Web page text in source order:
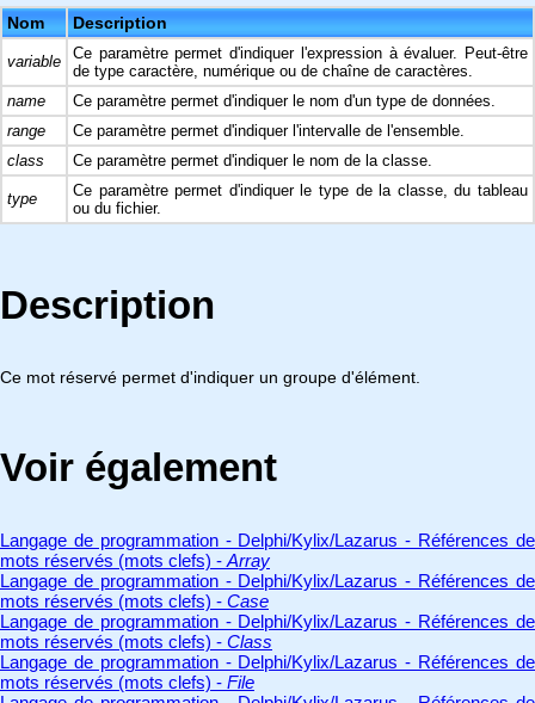
Nom Description
variable
Ce paramètre permet d'indiquer l'expression à évaluer. Peut-être
de type caractère, numérique ou de chaîne de caractères.
name
Ce paramètre permet d'indiquer le nom d'un type de données.
range
Ce paramètre permet d'indiquer l'intervalle de l'ensemble.
class
Ce paramètre permet d'indiquer le nom de la classe.
type
Ce paramètre permet d'indiquer le type de la classe, du tableau
ou du fichier.
Description
Ce mot réservé permet d'indiquer un groupe d'élément.
Voir également
Langage de programmation - Delphi/Kylix/Lazarus - Références de
mots réservés (mots clefs) - Array
Langage de programmation - Delphi/Kylix/Lazarus - Références de
mots réservés (mots clefs) - Case
Langage de programmation - Delphi/Kylix/Lazarus - Références de
mots réservés (mots clefs) - Class
Langage de programmation - Delphi/Kylix/Lazarus - Références de
mots réservés (mots clefs) - File